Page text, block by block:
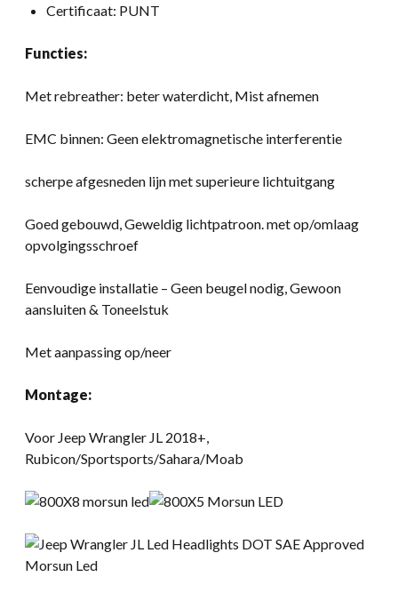
Certificaat: PUNT
Functies:
Met rebreather: beter waterdicht, Mist afnemen
EMC binnen: Geen elektromagnetische interferentie
scherpe afgesneden lijn met superieure lichtuitgang
Goed gebouwd, Geweldig lichtpatroon. met op/omlaag
opvolgingsschroef
Eenvoudige installatie – Geen beugel nodig, Gewoon
aansluiten & Toneelstuk
Met aanpassing op/neer
Montage:
Voor Jeep Wrangler JL 2018+,
Rubicon/Sportsports/Sahara/Moab